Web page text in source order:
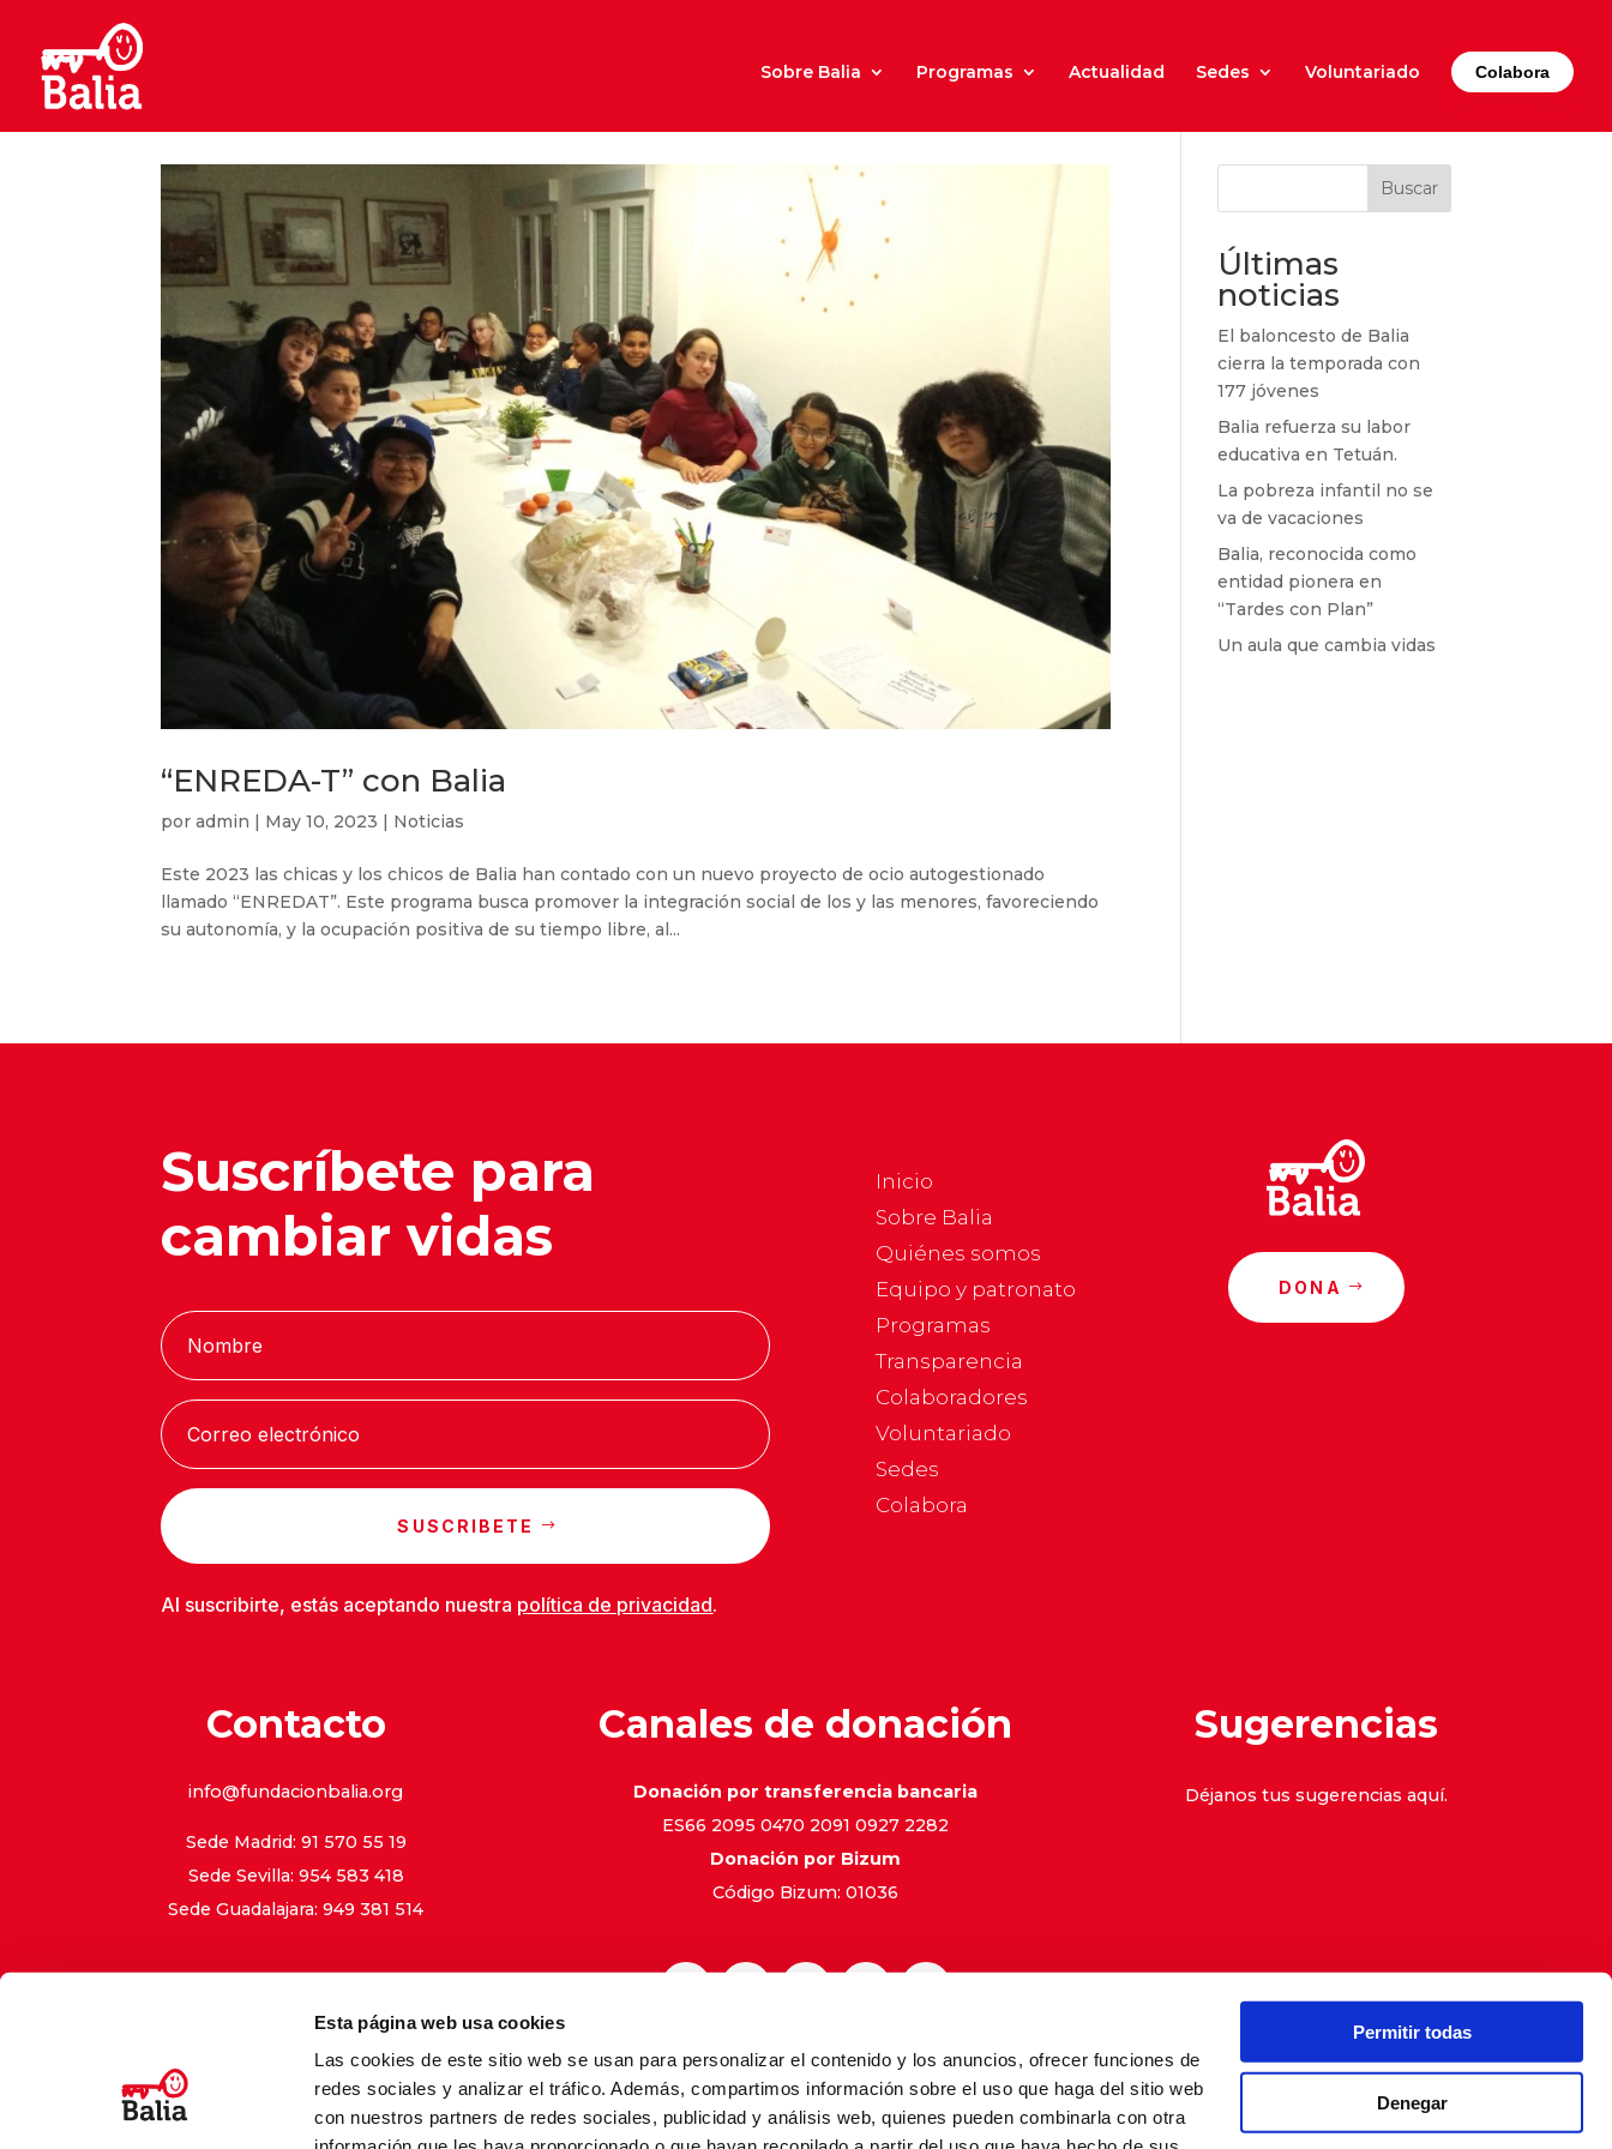
Esta página web usa cookies
Las cookies de este sitio web se usan para personalizar el contenido y los anuncios, ofrecer funciones de
redes sociales y analizar el tráfico. Además, compartimos información sobre el uso que haga del sitio web
con nuestros partners de redes sociales, publicidad y análisis web, quienes pueden combinarla con otra
Permitir todas
Denegar
Sobre Balia Programas Actualidad Sedes Voluntariado Colabora
“ENREDA-T” con Balia
poradmin | May 10, 2023 | Noticias
Este 2023 las chicas y los chicos de Balia han contado con un nuevo proyecto de ocio autogestionado
llamado “ENREDAT”. Este programa busca promover la integración social de los y las menores, favoreciendo
su autonomía, y la ocupación positiva de su tiempo libre, al...
Buscar
Últimas
noticias
El baloncesto de Balia
cierra la temporada con
177 jóvenes
Balia refuerza su labor
educativa en Tetuán.
La pobreza infantil no se
va de vacaciones
Balia, reconocida como
entidad pionera en
“Tardes con Plan”
Un aula que cambia vidas
Suscríbete para
cambiar vidas
SUSCRIBETE
Al suscribirte, estás aceptando nuestra política de privacidad.
Inicio
Sobre Balia
Quiénes somos
Equipo y patronato
Programas
Transparencia
Colaboradores
Voluntariado
Sedes
Colabora
DONA
Contacto
info@fundacionbalia.org
Sede Madrid: 91 570 55 19
Sede Sevilla: 954 583 418
Sede Guadalajara: 949 381 514
Canales de donación
Donación por transferencia bancaria
ES66 2095 0470 2091 0927 2282
Donación por Bizum
Código Bizum: 01036
Sugerencias
Déjanos tus sugerencias aquí.
Aviso Legal Política de Privacidad Política de Cookies Canal de denuncias